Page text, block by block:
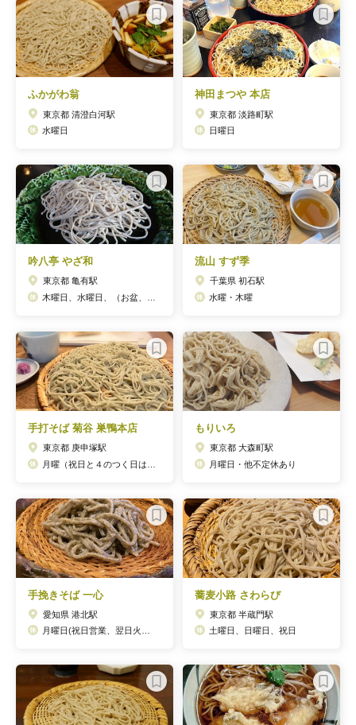
ふかがわ翁
東京都 清澄白河駅
水曜日
神田まつや 本店
東京都 淡路町駅
日曜日
吟八亭 やざ和
東京都 亀有駅
流山 すず季
千葉県 初石駅
水曜・木曜
手打そば 菊谷 巣鴨本店
東京都 庚申塚駅
もりいろ
東京都 大森町駅
月曜日・他不定休あり
手挽きそば 一心
愛知県 港北駅
蕎麦小路 さわらび
東京都 半蔵門駅
土曜日、日曜日、祝日